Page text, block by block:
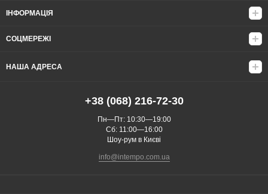
ІНФОРМАЦІЯ
СОЦМЕРЕЖІ
НАША АДРЕСА
+38 (068) 216-72-30
Пн—Пт: 10:30—19:00
Сб: 11:00—16:00
Шоу-рум в Києві
info@intempo.com.ua